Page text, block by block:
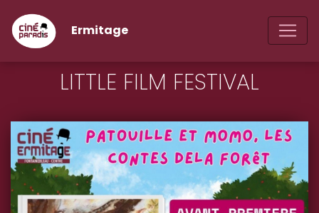
Ermitage
LITTLE FILM FESTIVAL